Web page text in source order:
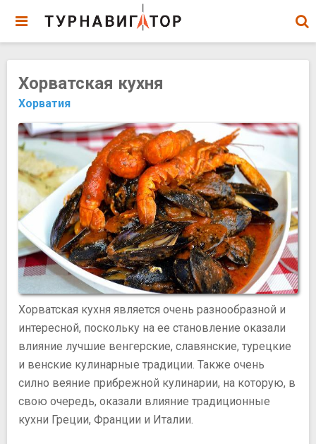
Хорватская кухня
Хорватия
Хорватская кухня является очень разнообразной и
интересной, поскольку на ее становление оказали
влияние лучшие венгерские, славянские, турецкие
и венские кулинарные традиции. Также очень
силно веяние прибрежной кулинарии, на которую, в
свою очередь, оказали влияние традиционные
кухни Греции, Франции и Италии.